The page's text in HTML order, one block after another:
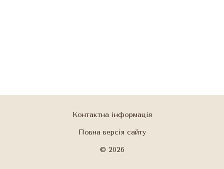
Контактна інформація
Повна версія сайту
© 2026